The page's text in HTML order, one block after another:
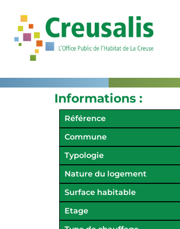
Informations :
Référence
Commune
Typologie
Nature du logement
Surface habitable
Etage